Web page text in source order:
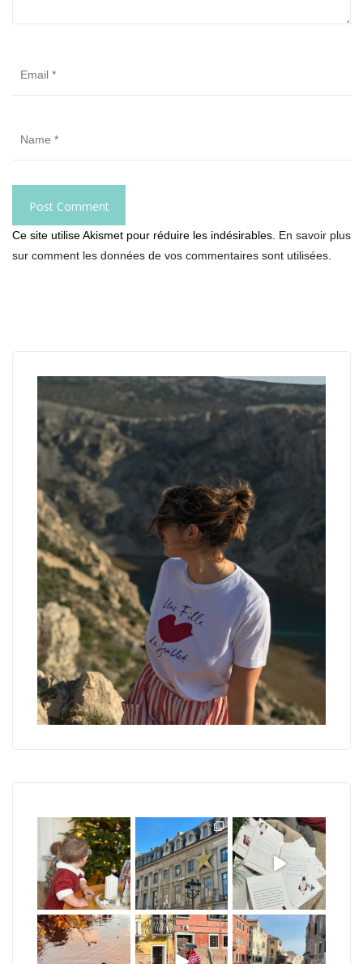
Ce site utilise Akismet pour réduire les indésirables. En savoir plus
sur comment les données de vos commentaires sont utilisées